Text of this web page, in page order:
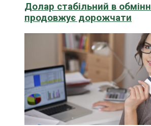
Долар стабільний в
продовжує дорожчати